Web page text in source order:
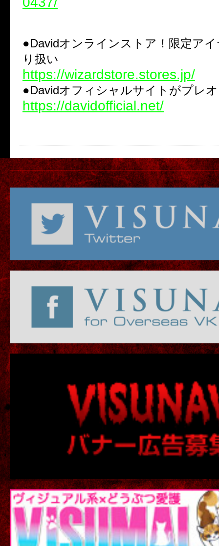
●Davidオンラインストア！限定ア
り扱い
https://wizardstore.stores.jp/
●Davidオフィシャルサイトがプレ
https://davidofficial.net/